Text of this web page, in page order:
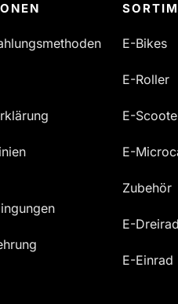
E-Bikes
E-Roller
E-
E-
Zubehör
E-Dreirad
E-Einrad